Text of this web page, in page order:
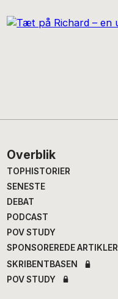
Footer
Overblik
TOPHISTORIER
SENESTE
DEBAT
PODCAST
POV STUDY
SPONSOREREDE ARTIKLER
SKRIBENTBASEN
POV STUDY